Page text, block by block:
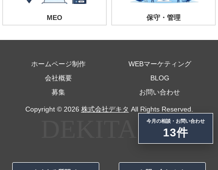
MEO 保守・管理
ホームページ制作
WEBマーケティング
会社概要
BLOG
募集
お問い合わせ
Copyright © 2026 株式会社デキタ All Rights Reserved.
今月の相談・お問い合わせ
13件